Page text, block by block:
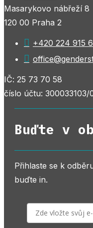
Masarykovo nábřeží 8
120 00 Praha 2
 +420 224 915

IČ: 25 73 70 58
číslo účtu: 300033103/
Buďte v
Přihlaste se k
buďte in.